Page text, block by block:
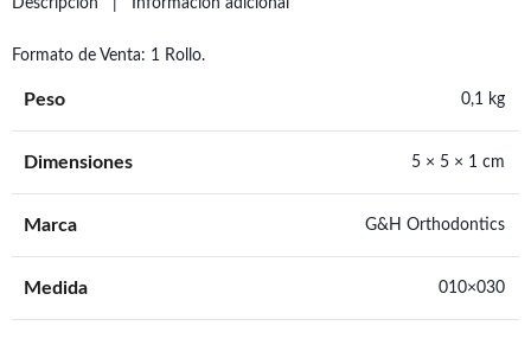
Descripción Información adicional
Formato de Venta: 1 Rollo.
Peso 0,1 kg
Dimensiones 5 × 5 × 1 cm
Marca G&H Orthodontics
Medida 010×030